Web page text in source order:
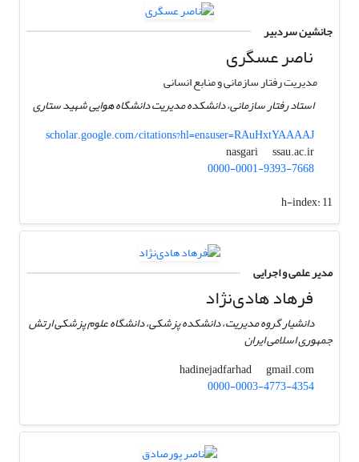
جانشین سردبیر
ناصر عسگری
مدیریت رفتار سازمانی و منابع انسانی
استاد رفتار سازمانی، دانشکده مدیریت دانشگاه هوایی شهید ستاری
scholar.google.com/citations?hl=en&user=RAuHxtYAAAAJ
nasgari
ssau.ac.ir
0000-0001-9393-7668
h-index:11
مدیر علمی و اجرایی
فرهاد هادی‌نژاد
دانشیار گروه مدیریت، دانشکده پزشکی، دانشگاه علوم پزشکی ارتش
جمهوری اسلامی ایران
hadinejadfarhad
gmail.com
0000-0003-4773-4354